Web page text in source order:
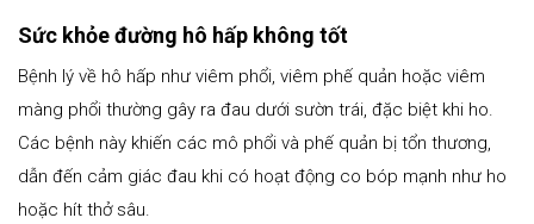
Sức khỏe đường hô hấp không tốt
Bệnh lý về hô hấp như viêm phổi, viêm phế quản hoặc viêm
màng phổi thường gây ra đau dưới sườn trái, đặc biệt khi ho.
Các bệnh này khiến các mô phổi và phế quản bị tổn thương,
dẫn đến cảm giác đau khi có hoạt động co bóp mạnh như ho
hoặc hít thở sâu.